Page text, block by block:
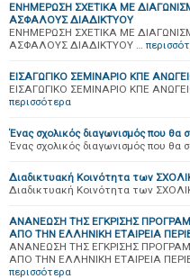
ΕΝΗΜΕΡΩΣΗ ΣΧΕΤΙΚΑ ΜΕ
ΑΣΦΑΛΟΥΣ ΔΙΑΔΙΚΤΥΟΥ
ΕΝΗΜΕΡΩΣΗ ΣΧΕΤΙΚΑ ΜΕ
ΑΣΦΑΛΟΥΣ ΔΙΑΔΙΚΤΥΟΥ …
ΕΙΣΑΓΩΓΙΚΟ ΣΕΜΙΝΑΡΙΟ ΚΠΕ
ΕΙΣΑΓΩΓΙΚΟ ΣΕΜΙΝΑΡΙΟ ΚΠΕ
περισσότερα
Ένας σχολικός διαγωνισμός που θα
Ένας σχολικός διαγωνισμός που θα
Διαδικτυακή Κοινότητα των
Διαδικτυακή Κοινότητα των
ΑΝΑΝΕΩΣΗ ΤΗΣ ΕΓΚΡΙΣΗΣ
ΑΠΟ ΤΗΝ ΕΛΛΗΝΙΚΗ ΕΤΑΙΡΕΙΑ
ΑΝΑΝΕΩΣΗ ΤΗΣ ΕΓΚΡΙΣΗΣ
ΑΠΟ ΤΗΝ ΕΛΛΗΝΙΚΗ ΕΤΑΙΡΕΙΑ
περισσότερα